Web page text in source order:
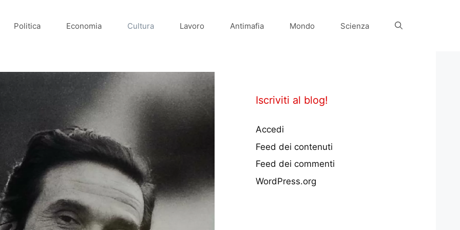
Politica Economia Cultura Lavoro Antimafia Mondo Scienza
Iscriviti al blog!
Accedi
Feed dei contenuti
Feed dei commenti
WordPress.org